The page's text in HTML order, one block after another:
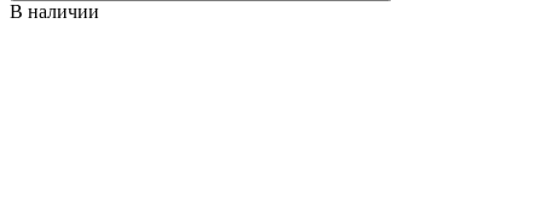
В наличии